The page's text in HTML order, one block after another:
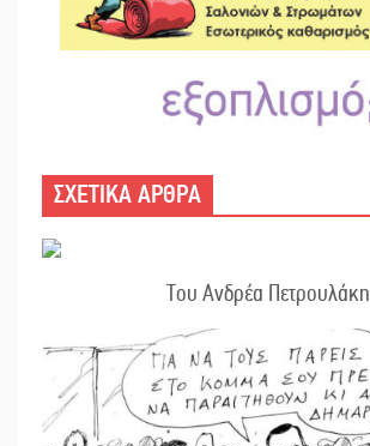
ΣΧΕΤΙΚΑ ΑΡΘΡΑ
Του Ανδρέα Πετρουλάκη